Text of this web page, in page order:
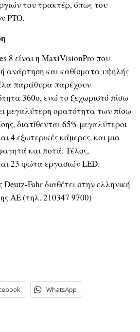
του τρακτέρ, όπως του
PTO.
8 είναι η MaxiVisionPro που
ανάρτηση και καθίσµατα υψηλής
παράθυρα παρέχουν
360ο, ενώ το ξεχωριστό πίσω
µεγαλύτερη ορατότητα των πίσω
διατίθενται 65% µεγαλύτεροι
4 εξωτερικές κάµερες, και µια
και ποτά. Τέλος,
23 φώτα εργασιών LED.
Fahr διαθέτει στην ελληνική
ΑΕ (τηλ. 210347 9700)
WhatsApp